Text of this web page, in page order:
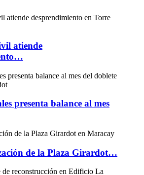
atiende
presenta balance al mes
de la Plaza Girardot…